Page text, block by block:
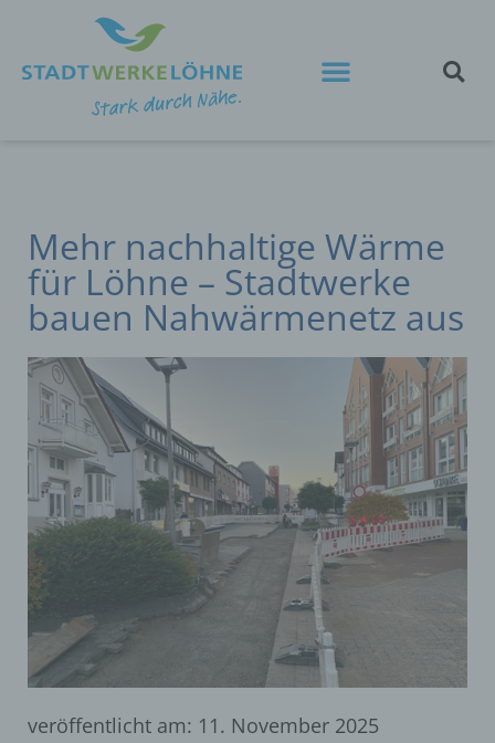
Mehr nachhaltige Wärme
für Löhne – Stadtwerke
bauen Nahwärmenetz aus
veröffentlicht am: 11. November 2025